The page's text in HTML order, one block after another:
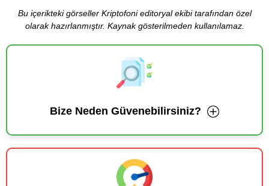
Bu içerikteki görseller Kriptofoni editoryal ekibi tarafından özel
olarak hazırlanmıştır. Kaynak gösterilmeden kullanılamaz.
Bize Neden Güvenebilirsiniz?